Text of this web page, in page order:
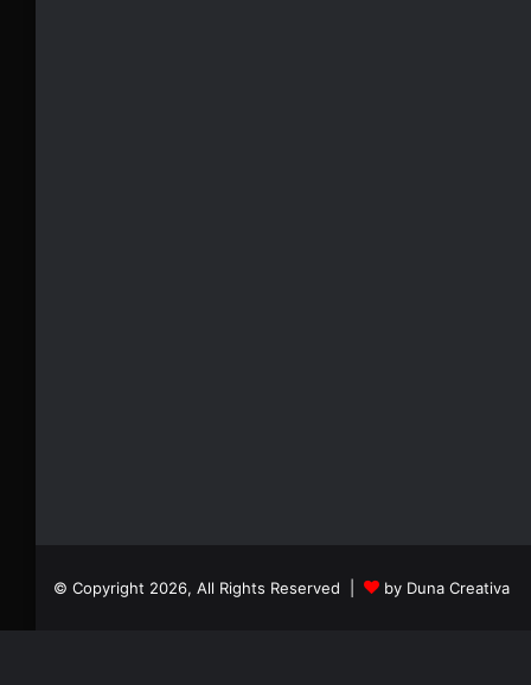
© Copyright 2026, All Rights Reserved | by Duna Creativa